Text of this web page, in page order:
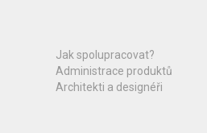
Jak spolupracovat?
Administrace produktů
Architekti a designéři